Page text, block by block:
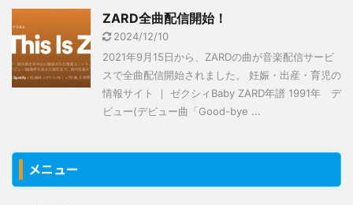
ZARD全曲配信開始！
2024/12/10
2021年9月15日から、ZARDの曲が音楽配信サービ
スで全曲配信開始されました。 妊娠・出産・育児の
情報サイト ｜ ゼクシィBaby ZARD年譜 1991年 デ
ビュー(デビュー曲「Good-bye ...
メニュー